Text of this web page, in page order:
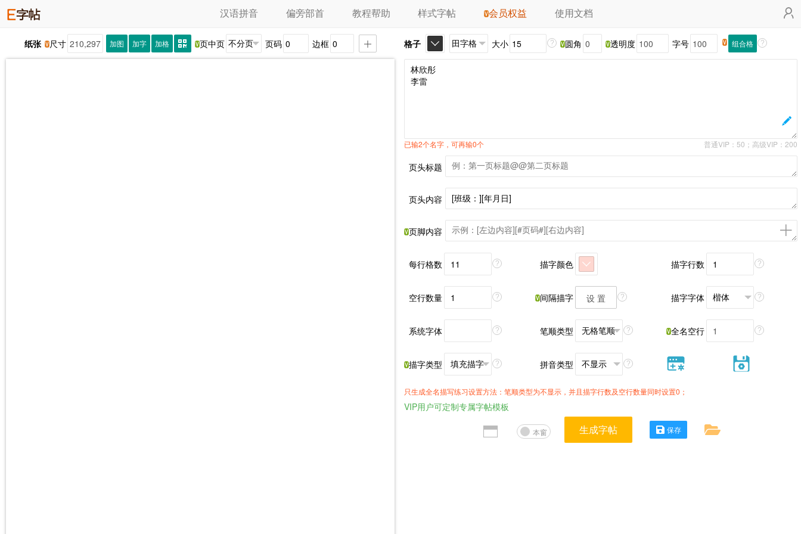
汉语拼音 偏旁部首 教程帮助 样式字帖 会员权益 使用文档
纸张 尺寸 加图 加字 加格 页中页 页码 边框 格子 大小 ? 圆角 透明度 字号 组合格 ?
已输2个名字，可再输0个 普通VIP：50；高级VIP：200
页头标题
页头内容
页脚内容
每行格数 ? 描字颜色 描字行数 ?
空行数量 ? 间隔描字 设 置 ? 描字字体 ?
系统字体 ? 笔顺类型 ? 全名空行 ?
描字类型 ? 拼音类型 ?
只生成全名描写练习设置方法：笔顺类型为不显示，并且描字行数及空行数量同时设置0；
VIP用户可定制专属字帖模板
本窗 生成字帖 保存